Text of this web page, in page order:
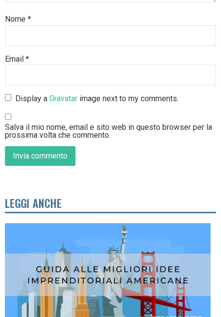
Nome *
Email *
Display aGravatar image next to my comments.
Salva il mio nome, email e sito web in questo browser per la
prossima volta che commento.
LEGGI ANCHE